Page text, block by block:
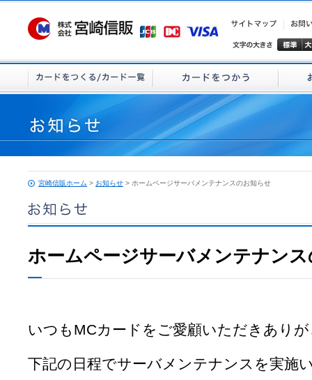
宮崎信販ホーム > お知らせ > ホームページサーバメンテナンスのお知らせ
ホームページサーバメンテナン
いつもMCカードをご愛顧いただきあり
下記の日程でサーバメンテナンスを実施